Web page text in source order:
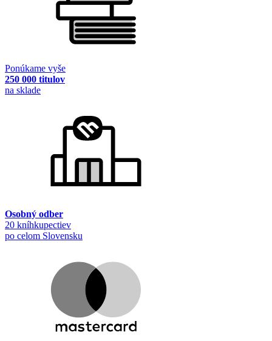
Ponúkame vyše
250 000 titulov
na sklade
Osobný odber
20 kníhkupectiev
po celom Slovensku